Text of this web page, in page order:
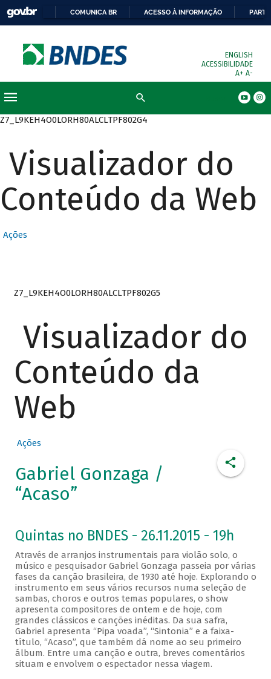
COMUNICA BR ACESSO À INFORMAÇÃO
ENGLISH
ACESSIBILIDADE
A+ A-
Z7_L9KEH4O0LORH80ALCLTPF802G4
Visualizador do
Conteúdo da Web
Ações
Z7_L9KEH4O0LORH80ALCLTPF802G5
Visualizador do
Conteúdo da
Web
Ações
Gabriel Gonzaga /
“Acaso”
Quintas no BNDES - 26.11.2015 - 19h
Através de arranjos instrumentais para violão solo, o
músico e pesquisador Gabriel Gonzaga passeia por várias
fases da canção brasileira, de 1930 até hoje. Explorando o
instrumento em seus vários recursos numa seleção de
sambas, choros e outros temas populares, o show
apresenta compositores de ontem e de hoje, com
grandes clássicos e canções inéditas. Da sua safra,
Gabriel apresenta “Pipa voada”, “Sintonia” e a faixa-
título, “Acaso”, que também dá nome ao seu primeiro
álbum. Entre uma canção e outra, breves comentários
situam e envolvem o espectador nessa viagem.